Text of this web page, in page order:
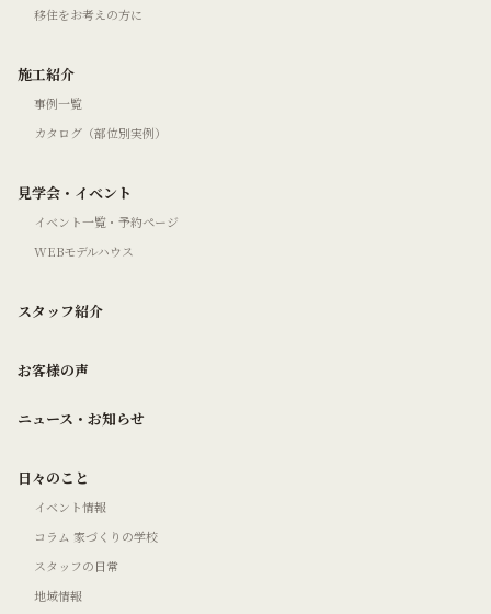
移住をお考えの方に
施工紹介
事例一覧
カタログ（部位別実例）
見学会・イベント
イベント一覧・予約ページ
WEBモデルハウス
スタッフ紹介
お客様の声
ニュース・お知らせ
日々のこと
イベント情報
コラム 家づくりの学校
スタッフの日常
地域情報